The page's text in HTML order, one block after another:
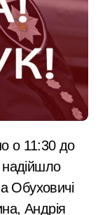
надійшло
Обуховичі
Андрія